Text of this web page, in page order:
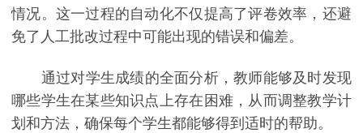
情况。这一过程的自动化不仅提高了评卷效率，还避
免了人工批改过程中可能出现的错误和偏差。
通过对学生成绩的全面分析，教师能够及时发现
哪些学生在某些知识点上存在困难，从而调整教学计
划和方法，确保每个学生都能够得到适时的帮助。